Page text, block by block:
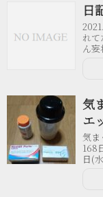
日
れ
ん妄
気
エ
気
168
日(